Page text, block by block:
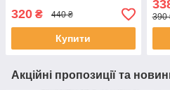
320 ₴ 440 ₴
Купити
390
Акційні пропозиції та